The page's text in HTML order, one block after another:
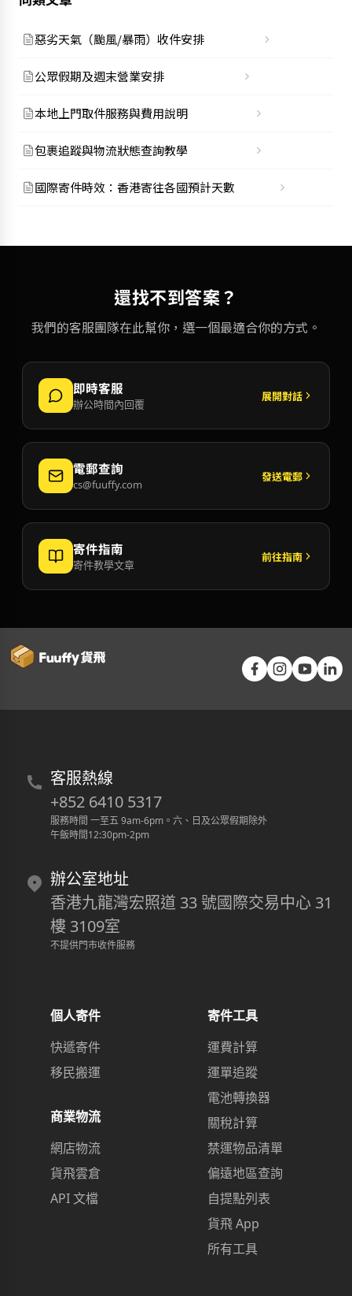
惡劣天氣（颱風/暴雨）收件安排
公眾假期及週末營業安排
本地上門取件服務與費用說明
包裹追蹤與物流狀態查詢教學
國際寄件時效：香港寄往各國預計天數
還找不到答案？
我們的客服團隊在此幫你，選一個最適合你的方式。
即時客服
辦公時間內回覆
展開對話
電郵查詢
cs@fuuffy.com
發送電郵
寄件指南
寄件教學文章
前往指南
客服熱線
+852 6410 5317
服務時間 一至五 9am-6pm 。 六、日及公眾假期除外
午飯時間12:30pm-2pm
辦公室地址
香港九龍灣宏照道 33 號國際交易中心 31
樓 3109室
不提供門市收件服務
個人寄件
快遞寄件
移民搬運
商業物流
網店物流
貨飛雲倉
API 文檔
寄件工具
運費計算
運單追蹤
電池轉換器
關稅計算
禁運物品清單
偏遠地區查詢
自提點列表
貨飛 App
所有工具